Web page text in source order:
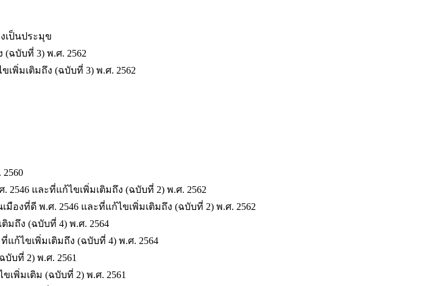
เป็นประมุข
ฉบับที่ 3) พ.ศ. 2562
พิ่มเติมถึง (ฉบับที่ 3) พ.ศ. 2562
และที่แก้ไขเพิ่มเติมถึง (ฉบับที่ 2) พ.ศ. 2562
งที่ดี พ.ศ. 2546 และที่แก้ไขเพิ่มเติมถึง (ฉบับที่ 2) พ.ศ. 2562
มถึง (ฉบับที่ 4) พ.ศ. 2564
ก้ไขเพิ่มเติมถึง (ฉบับที่ 4) พ.ศ. 2564
บที่ 2) พ.ศ. 2561
พิ่มเติม (ฉบับที่ 2) พ.ศ. 2561